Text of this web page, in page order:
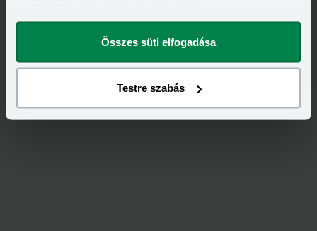
megváltoztathatod.
Összes süti elfogadása
Testre szabás
5,00/1